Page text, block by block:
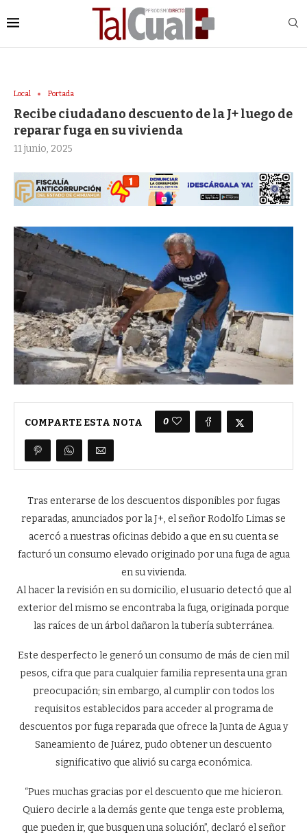
Local Portada
Recibe ciudadano descuento de la J+ luego de
reparar fuga en su vivienda
11 junio, 2025
COMPARTE ESTA NOTA 0
Tras enterarse de los descuentos disponibles por fugas
reparadas, anunciados por la J+, el señor Rodolfo Limas se
acercó a nuestras oficinas debido a que en su cuenta se
facturó un consumo elevado originado por una fuga de agua
en su vivienda.
Al hacer la revisión en su domicilio, el usuario detectó que al
exterior del mismo se encontraba la fuga, originada porque
las raíces de un árbol dañaron la tubería subterránea.
Este desperfecto le generó un consumo de más de cien mil
pesos, cifra que para cualquier familia representa una gran
preocupación; sin embargo, al cumplir con todos los
requisitos establecidos para acceder al programa de
descuentos por fuga reparada que ofrece la Junta de Agua y
Saneamiento de Juárez, pudo obtener un descuento
significativo que alivió su carga económica.
“Pues muchas gracias por el descuento que me hicieron.
Quiero decirle a la demás gente que tenga este problema,
que pueden ir, que busquen una solución”, declaró el señor